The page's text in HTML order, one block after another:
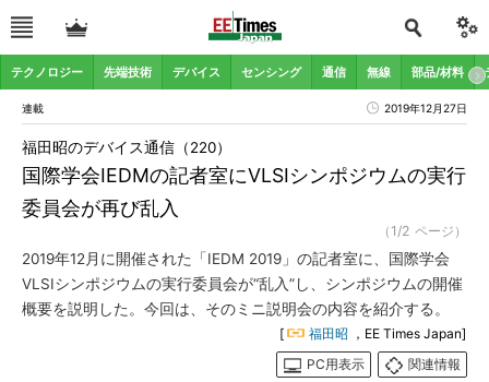
テクノロジー 先端技術 デバイス センシング 通信 無線 部品/材料
連載 2019年12月27日
国際学会IEDMの記者室にVLSIシンポジウムの実行
委員会が再び乱入
福田昭のデバイス通信（220）
（1/2 ページ）
2019年12月に開催された「IEDM 2019」の記者室に、国際学会
VLSIシンポジウムの実行委員会が“乱入”し、シンポジウムの開催
概要を説明した。今回は、そのミニ説明会の内容を紹介する。
[ 福田昭 ，EE Times Japan]
PC用表示
関連情報